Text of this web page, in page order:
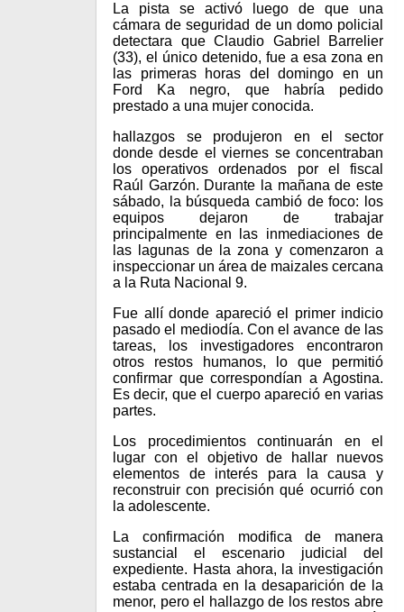
La pista se activó luego de que una
cámara de seguridad de un domo policial
detectara que Claudio Gabriel Barrelier
(33), el único detenido, fue a esa zona en
las primeras horas del domingo en un
Ford Ka negro, que habría pedido
prestado a una mujer conocida.
hallazgos se produjeron en el sector
donde desde el viernes se concentraban
los operativos ordenados por el fiscal
Raúl Garzón. Durante la mañana de este
sábado, la búsqueda cambió de foco: los
equipos dejaron de trabajar
principalmente en las inmediaciones de
las lagunas de la zona y comenzaron a
inspeccionar un área de maizales cercana
a la Ruta Nacional 9.
Fue allí donde apareció el primer indicio
pasado el mediodía. Con el avance de las
tareas, los investigadores encontraron
otros restos humanos, lo que permitió
confirmar que correspondían a Agostina.
Es decir, que el cuerpo apareció en varias
partes.
Los procedimientos continuarán en el
lugar con el objetivo de hallar nuevos
elementos de interés para la causa y
reconstruir con precisión qué ocurrió con
la adolescente.
La confirmación modifica de manera
sustancial el escenario judicial del
expediente. Hasta ahora, la investigación
estaba centrada en la desaparición de la
menor, pero el hallazgo de los restos abre